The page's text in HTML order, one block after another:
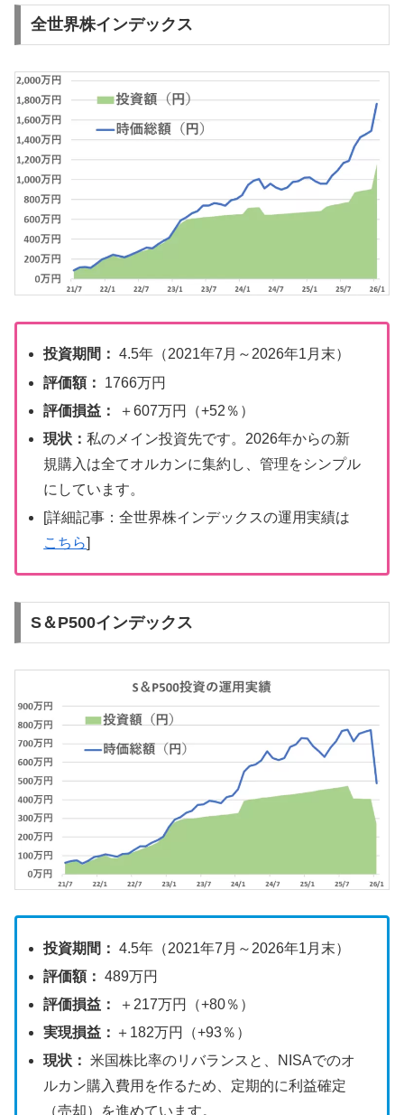
全世界株インデックス
投資期間： 4.5年（2021年7月～2026年1月末）
評価額：
1766万円
評価損益：
＋607万円（+52％）
現状：私のメイン投資先です。2026年からの新
規購入は全てオルカンに集約し、管理をシンプル
にしています。
[詳細記事：全世界株インデックスの運用実績は
こちら]
S＆P500インデックス
投資期間： 4.5年（2021年7月～2026年1月末）
評価額： 489万円
評価損益：
＋217万円（+80％）
実現損益： ＋182万円（+93％）
現状： 米国株比率のリバランスと、NISAでのオ
ルカン購入費用を作るため、定期的に利益確定
（売却）を進めています。